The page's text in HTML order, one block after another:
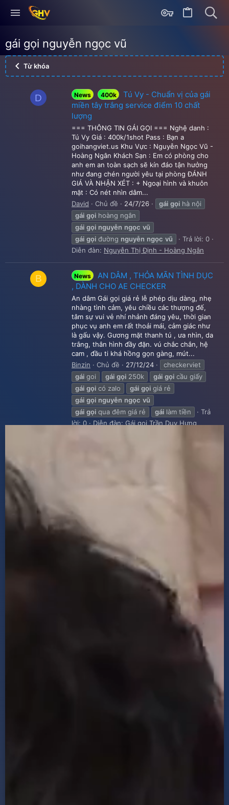
gái gọi nguyễn ngọc vũ
Từ khóa
D News 400k
Tú Vy - Chuẩn vị của gái
miền tây trắng service điểm 10 chất
lượng
=== THÔNG TIN GÁI GỌI === Nghệ danh :
Tú Vy Giá : 400k/1shot Pass : Bạn a
goihangviet.us Khu Vực : Nguyễn Ngọc Vũ -
Hoàng Ngân Khách Sạn : Em có phòng cho
anh em an toàn sạch sẽ kín đáo tận hưởng
như đang chén người yêu tại phòng ĐÁNH
GIÁ VÀ NHẬN XÉT : + Ngoại hình và khuôn
mặt : Có nét nhìn dâm...
David
Chủ đề 24/7/26 gái gọi hà nội
gái gọi hoàng ngân
gái gọi nguyễn ngọc vũ
gái gọi đường nguyễn ngọc vũ
Trả lời: 0
Diễn đàn: Nguyễn Thị Định - Hoàng Ngân
B News
AN DÂM , THỎA MÃN TÌNH DỤC
, DÀNH CHO AE CHECKER
An dâm Gái gọi giá rẻ lễ phép dịu dàng, nhẹ
nhàng tình cảm, yêu chiều các thượng đế,
tâm sự vui vẻ nhí nhảnh đáng yêu, thời gian
phục vụ anh em rất thoải mái, cảm giác như
là gấu vậy. Gương mặt thanh tú , ưa nhìn, da
trắng, thân hình đầy đặn. vú chắc chắn, hệ
cam , đầu ti khá hồng gọn gàng, mút...
Binzin
Chủ đề 27/12/24
checkerviet
gái goi gái gọi 250k gái gọi cầu giấy
gái gọi có zalo gái gọi giá rẻ
gái gọi nguyễn ngọc vũ
gái gọi qua đêm giá rẻ gái làm tiền
Trả
lời: 0
Diễn đàn: Gái gọi Trần Duy Hưng